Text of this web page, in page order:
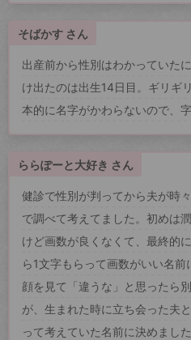
そばかす さん
出産前から性別はわかっていた
け出たのは出生14日目。ギリギ
本的に名字がかわらないので、
ららぽーと大好き さん
健診で性別が判ってから夫が時
で調べて考えてました。初めは
けど画数が良くなくて、最終的
ら1文字もらって画数がいい名
顔を見て「違うな」と思ったら
が、生まれた時に立ち会った夫
って考えていた名前に決めました